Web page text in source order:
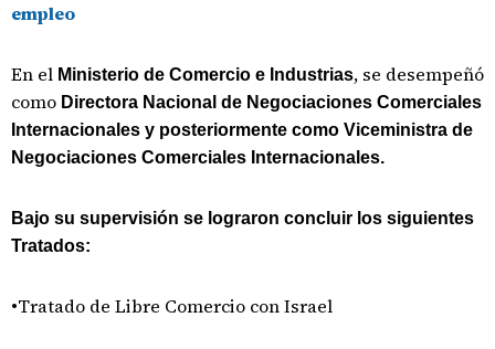
empleo
En el Ministerio de Comercio e Industrias, se desempeñó
como Directora Nacional de Negociaciones Comerciales
Internacionales y posteriormente como Viceministra de
Negociaciones Comerciales Internacionales.
Bajo su supervisión se lograron concluir los siguientes
Tratados:
•Tratado de Libre Comercio con Israel